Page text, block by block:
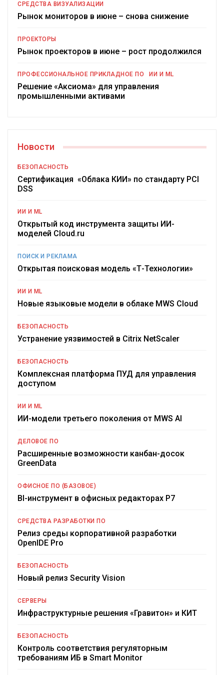
СРЕДСТВА ВИЗУАЛИЗАЦИИ
Рынок мониторов в июне – снова снижение
ПРОЕКТОРЫ
Рынок проекторов в июне – рост продолжился
ПРОФЕССИОНАЛЬНОЕ ПРИКЛАДНОЕ ПО ИИ И ML
Решение «Аксиома» для управления
промышленными активами
Новости
БЕЗОПАСНОСТЬ
Сертификация «Облака КИИ» по стандарту PCI
DSS
ИИ И ML
Открытый код инструмента защиты ИИ-
моделей Cloud.ru
ПОИСК И РЕКЛАМА
Открытая поисковая модель «Т-Технологии»
ИИ И ML
Новые языковые модели в облаке MWS Cloud
БЕЗОПАСНОСТЬ
Устранение уязвимостей в Citrix NetScaler
БЕЗОПАСНОСТЬ
Комплексная платформа ПУД для управления
доступом
ИИ И ML
ИИ-модели третьего поколения от MWS AI
ДЕЛОВОЕ ПО
Расширенные возможности канбан-досок
GreenData
ОФИСНОЕ ПО (БАЗОВОЕ)
BI-инструмент в офисных редакторах Р7
СРЕДСТВА РАЗРАБОТКИ ПО
Релиз среды корпоративной разработки
OpenIDE Pro
БЕЗОПАСНОСТЬ
Новый релиз Security Vision
СЕРВЕРЫ
Инфраструктурные решения «Гравитон» и КИТ
БЕЗОПАСНОСТЬ
Контроль соответствия регуляторным
требованиям ИБ в Smart Monitor